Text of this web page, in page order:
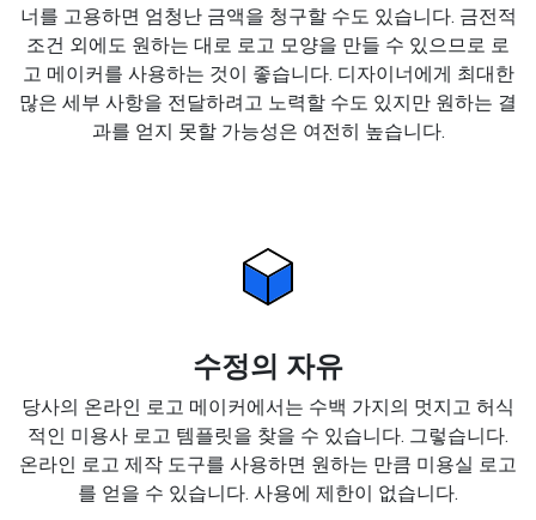
너를 고용하면 엄청난 금액을 청구할 수도 있습니다. 금전적
조건 외에도 원하는 대로 로고 모양을 만들 수 있으므로 로
고 메이커를 사용하는 것이 좋습니다. 디자이너에게 최대한
많은 세부 사항을 전달하려고 노력할 수도 있지만 원하는 결
과를 얻지 못할 가능성은 여전히 높습니다.
수정의 자유
당사의 온라인 로고 메이커에서는 수백 가지의 멋지고 허식
적인 미용사 로고 템플릿을 찾을 수 있습니다. 그렇습니다.
온라인 로고 제작 도구를 사용하면 원하는 만큼 미용실 로고
를 얻을 수 있습니다. 사용에 제한이 없습니다.